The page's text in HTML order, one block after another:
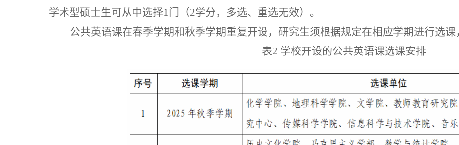
学术型硕士生可从中选择1门（2学分，多选、重选无效）。
公共英语课在春季学期和秋季学期重复开设，研究生须根据规定在相应学期进行选
表2 学校开设的公共英语课选课安排